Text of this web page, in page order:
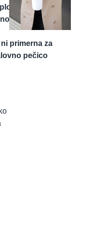
6 ur
primerna za
pečico